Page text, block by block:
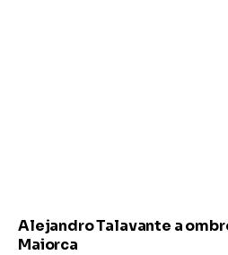
Alejandro Talavante a
Maiorca